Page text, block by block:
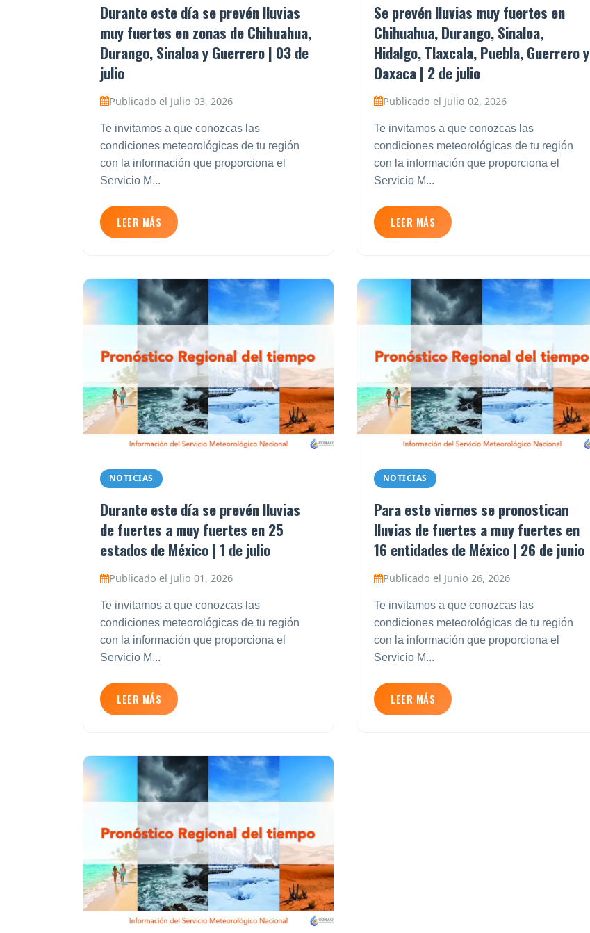
Durante este día se prevén lluvias
muy fuertes en zonas de Chihuahua,
Durango, Sinaloa y Guerrero | 03 de
julio
Publicado el Julio 03, 2026
Te invitamos a que conozcas las
condiciones meteorológicas de tu región
con la información que proporciona el
Servicio M...
LEER MÁS
Se prevén lluvias muy fuertes en
Chihuahua, Durango, Sinaloa,
Hidalgo, Tlaxcala, Puebla, Guerrero y
Oaxaca | 2 de julio
Publicado el Julio 02, 2026
Te invitamos a que conozcas las
condiciones meteorológicas de tu región
con la información que proporciona el
Servicio M...
LEER MÁS
NOTICIAS
Durante este día se prevén lluvias
de fuertes a muy fuertes en 25
estados de México | 1 de julio
Publicado el Julio 01, 2026
Te invitamos a que conozcas las
condiciones meteorológicas de tu región
con la información que proporciona el
Servicio M...
LEER MÁS
NOTICIAS
Para este viernes se pronostican
lluvias de fuertes a muy fuertes en
16 entidades de México | 26 de junio
Publicado el Junio 26, 2026
Te invitamos a que conozcas las
condiciones meteorológicas de tu región
con la información que proporciona el
Servicio M...
LEER MÁS